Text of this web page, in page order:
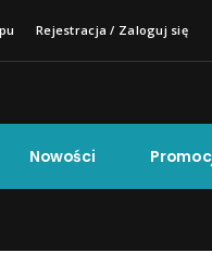
Rejestracja / Zaloguj się
Nowości